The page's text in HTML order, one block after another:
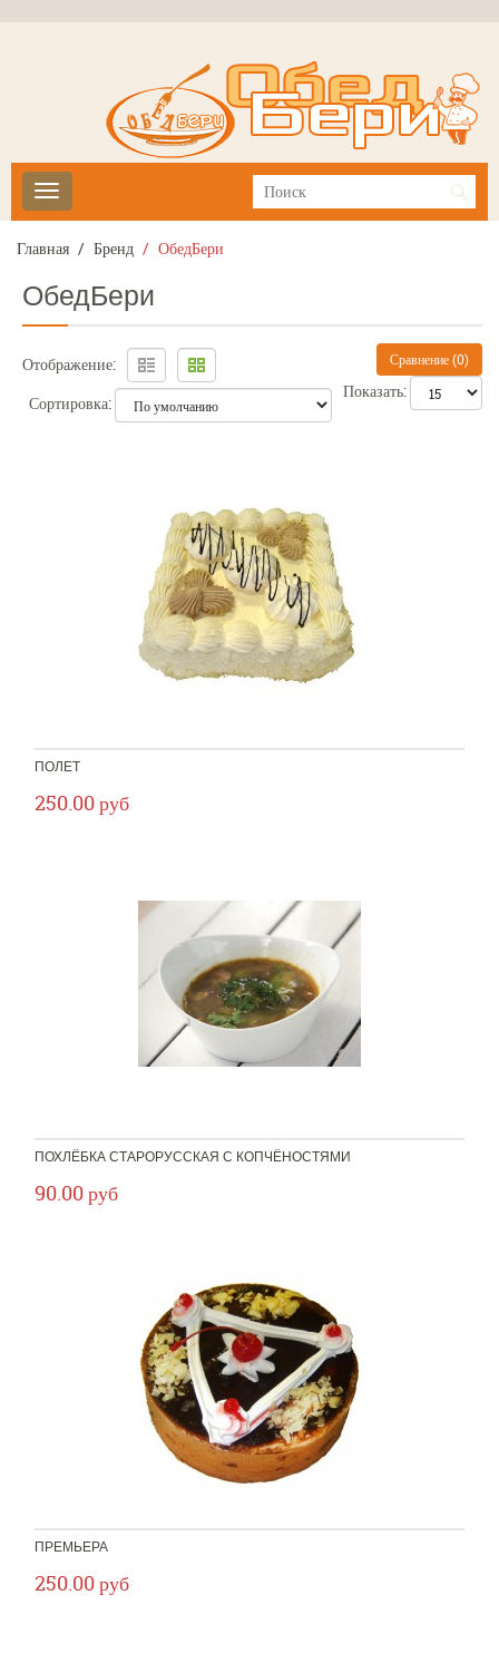
Главная Бренд ОбедБери
ОбедБери
Отображение: Сравнение (0)
Показать:
Сортировка:
ПОЛЕТ
250.00 руб
ПОХЛЁБКА СТАРОРУССКАЯ С КОПЧЁНОСТЯМИ
90.00 руб
ПРЕМЬЕРА
250.00 руб